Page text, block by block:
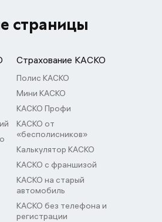
страницы
Страхование КАСКО
Полис КАСКО
Мини КАСКО
КАСКО Профи
КАСКО от
«бесполисников»
Калькулятор КАСКО
КАСКО с франшизой
КАСКО на старый
автомобиль
КАСКО без телефона и
регистрации